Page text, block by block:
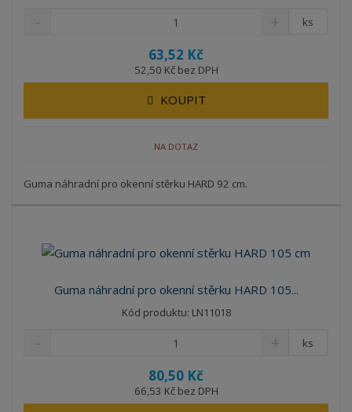
63,52 Kč
52,50 Kč bez DPH
ks
KOUPIT
NA DOTAZ
Guma náhradní pro okenní stěrku HARD 92 cm.
Guma náhradní pro okenní stěrku HARD 105...
Kód produktu: LN11018
80,50 Kč
66,53 Kč bez DPH
ks